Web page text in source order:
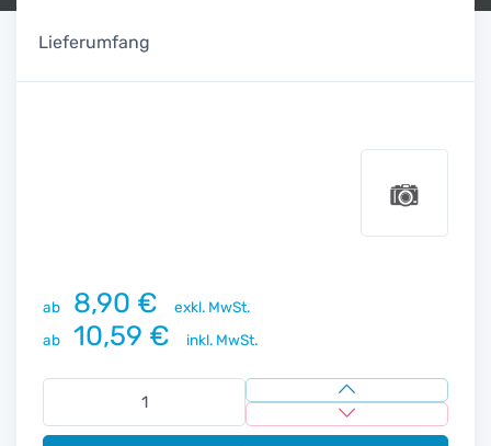
Lieferumfang
ab 8,90 €
exkl. MwSt.
ab
10,59 € inkl. MwSt.